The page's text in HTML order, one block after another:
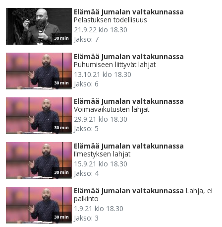
30 min
Elämää Jumalan valtakunnassa
Pelastuksen todellisuus
21.9.22 klo 18.30
Jakso: 7
30 min
Elämää Jumalan valtakunnassa
Puhumiseen liittyvät lahjat
13.10.21 klo 18.30
Jakso: 6
30 min
Elämää Jumalan valtakunnassa
Voimavaikutusten lahjat
29.9.21 klo 18.30
Jakso: 5
30 min
Elämää Jumalan valtakunnassa
Ilmestyksen lahjat
15.9.21 klo 18.30
Jakso: 4
30 min
Elämää Jumalan valtakunnassa Lahja, ei
palkinto
1.9.21 klo 18.30
Jakso: 3